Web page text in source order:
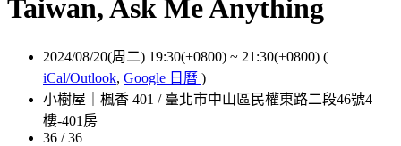
Taiwan, Ask Me Anything
2024/08/20(周二) 19:30(+0800) ~ 21:30(+0800) (
iCal/Outlook, Google 日曆 )
小樹屋｜楓香 401 / 臺北市中山區民權東路二段46號4
樓-401房
36 / 36